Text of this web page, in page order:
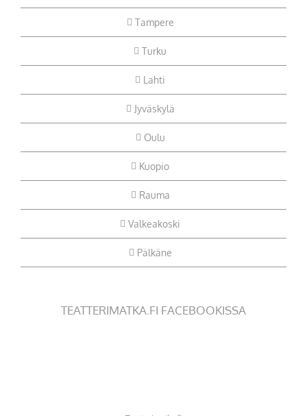
Tampere
Turku
Lahti
Jyväskylä
Oulu
Kuopio
Rauma
Valkeakoski
Pälkäne
TEATTERIMATKA.FI FACEBOOKISSA